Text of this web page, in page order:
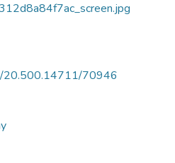
20.500.14711/70946